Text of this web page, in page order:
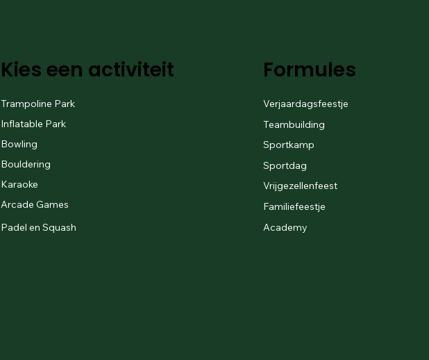
Arcade Games
Karaoke
Bouldering
Bowling
Inflatable Park
Trampoline Park
Kies een activiteit
Padel en Squash
Formules
Academy
Familiefeestje
Vrijgezellenfeest
Sportdag
Sportkamp
Teambuilding
Verjaardagsfeestje